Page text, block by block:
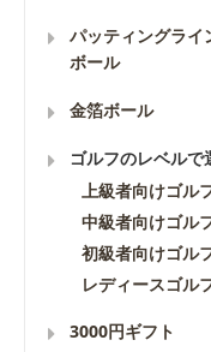
パッティングライ
ボール
金箔ボール
ゴルフのレベルで
上級者向けゴル
中級者向けゴル
初級者向けゴル
レディースゴル
3000円ギフト